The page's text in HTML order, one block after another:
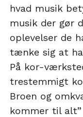
hvad musik
musik der gør
oplevelser de
tænke sig at
På kor-
trestemmigt
Broen og
kommer til alt”